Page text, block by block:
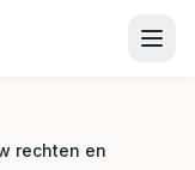
rechten en